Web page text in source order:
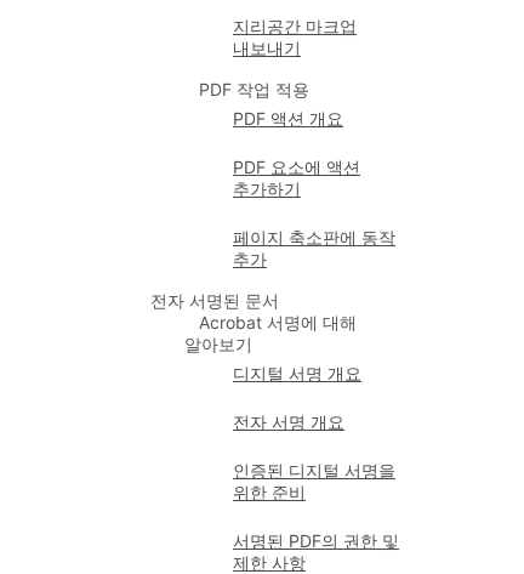
지리공간 마크업
내보내기
PDF 작업 적용
PDF 액션 개요
PDF 요소에 액션
추가하기
페이지 축소판에 동작
추가
전자 서명된 문서
Acrobat 서명에 대해
알아보기
디지털 서명 개요
전자 서명 개요
인증된 디지털 서명을
위한 준비
서명된 PDF의 권한 및
제한 사항